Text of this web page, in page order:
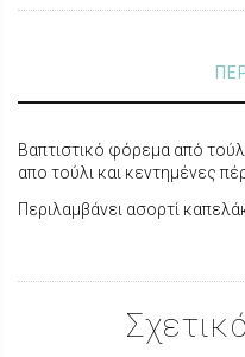
Βαπτιστικό φόρεμα από
απο τούλι και κεντημένες
Περιλαμβάνει ασορτί